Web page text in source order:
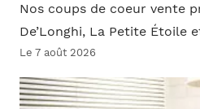
Nos coups de coeur vente
De’Longhi, La Petite Étoile
Le 7 août 2026